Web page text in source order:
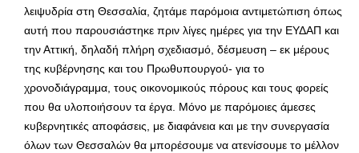
λειψυδρία στη Θεσσαλία, ζητάμε παρόμοια αντιμετώπιση όπως
αυτή που παρουσιάστηκε πριν λίγες ημέρες για την ΕΥΔΑΠ και
την Αττική, δηλαδή πλήρη σχεδιασμό, δέσμευση – εκ μέρους
της κυβέρνησης και του Πρωθυπουργού- για το
χρονοδιάγραμμα, τους οικονομικούς πόρους και τους φορείς
που θα υλοποιήσουν τα έργα. Μόνο με παρόμοιες άμεσες
κυβερνητικές αποφάσεις, με διαφάνεια και με την συνεργασία
όλων των Θεσσαλών θα μπορέσουμε να ατενίσουμε το μέλλον